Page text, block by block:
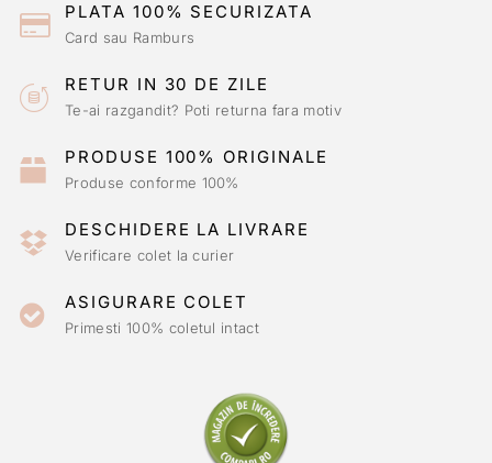
PLATA 100% SECURIZATA
Card sau Ramburs
RETUR IN 30 DE ZILE
Te-ai razgandit? Poti returna fara motiv
PRODUSE 100% ORIGINALE
Produse conforme 100%
DESCHIDERE LA LIVRARE
Verificare colet la curier
ASIGURARE COLET
Primesti 100% coletul intact